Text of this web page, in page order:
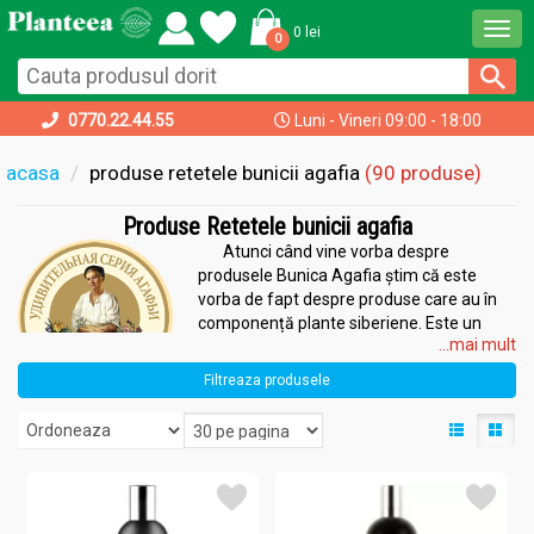
0 0 lei
0770.22.44.55 Luni - Vineri 09:00 - 18:00
acasa produse retetele bunicii agafia (90 produse)
Produse Retetele bunicii agafia
Atunci când vine vorba despre
produsele Bunica Agafia știm că este
vorba de fapt despre produse care au în
componență plante siberiene. Este un
brand, care se bazează pe o poveste,
aceea a Agafiei Ermakova, cunoscută ca
fiind „vindecătoarea din Siberia”, cea care
obișnuia să vindece oamenii în baza unor plante numai de ea
știute, moștenite de la mama ei. Rețetele și secretele Bunicii
ajuns până la noi. Dacă aceasta este legenda, există și o
dimensiune reală, gama Bunica Agafia conține produse cosmetice
...mai mult
Filtreaza produsele